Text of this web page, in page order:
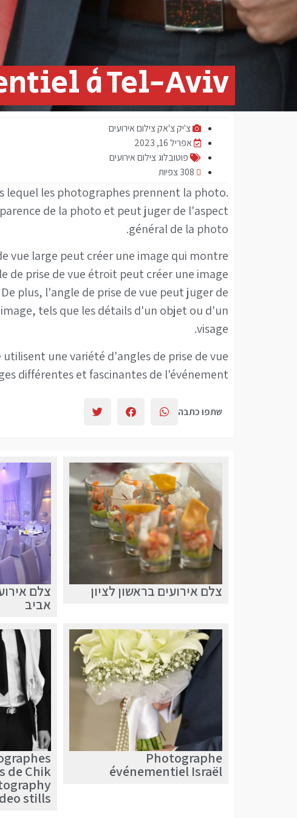
à Tel-Aviv
צ'יק צ'אק צילום אירועים
אפריל 16, 2023
פוטובלוג צילום אירועים
308 צפיות
lequel les photographes prennent la photo.
de la photo et peut juger de l'aspect
général de la photo.
vue large peut créer une image qui montre
de prise de vue étroit peut créer une image
plus, l'angle de prise de vue peut juger de
tels que les détails d'un objet ou d'un
visage.
une variété d'angles de prise de vue
différentes et fascinantes de l'événement.
שתפו כתבה
צלם אירועים בראשון לציון צלם
אביב
Photographe
événementiel Israël
de Chik
stills